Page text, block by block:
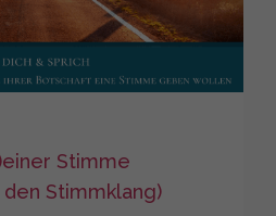
Stimme
den Stimmklang)